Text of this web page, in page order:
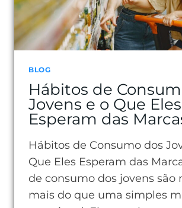
BLOG
Hábitos de
Jovens e o Que Eles
Esperam das
Hábitos de Consumo dos
Que Eles Esperam das
de consumo dos jovens são
mais do que uma simples